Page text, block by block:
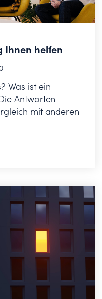
Ihnen helfen
Was ist ein
Antworten
mit anderen